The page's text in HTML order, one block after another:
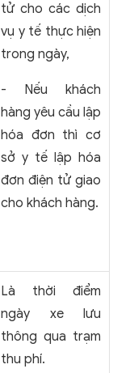
tử cho các dịch
vụ y tế thực hiện
trong ngày,
- Nếu khách
hàng yêu cầu lập
hóa đơn thì cơ
sở y tế lập hóa
đơn điện tử giao
cho khách hàng.
Là thời điểm
ngày xe lưu
thông qua trạm
thu phí.